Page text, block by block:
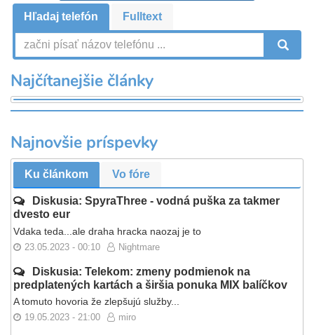
Hľadaj telefón Fulltext
Najčítanejšie články
Najnovšie príspevky
Ku článkom Vo fóre
Diskusia: SpyraThree - vodná puška za takmer
dvesto eur
Vdaka teda...ale draha hracka naozaj je to
23.05.2023 - 00:10 Nightmare
Diskusia: Telekom: zmeny podmienok na
predplatených kartách a širšia ponuka MIX balíčkov
A tomuto hovoria že zlepšujú služby...
19.05.2023 - 21:00 miro